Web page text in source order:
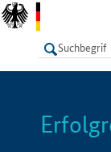
LISTE